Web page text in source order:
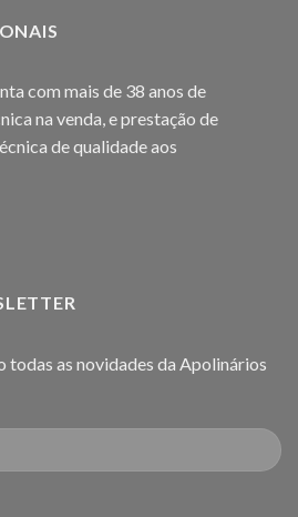
com mais de 38 anos de
na venda, e prestação de
de qualidade aos
todas as novidades da Apolinários